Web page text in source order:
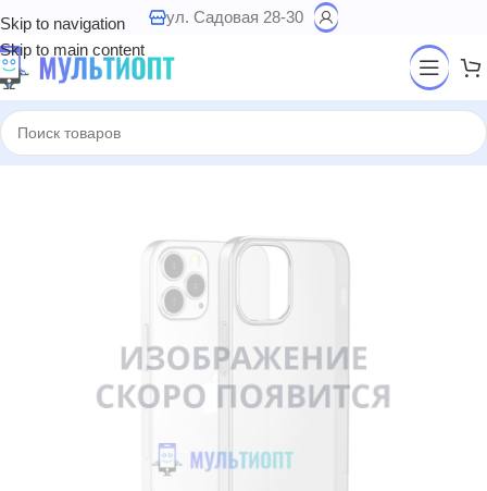
Skip to navigation
Skip to main content
ул. Садовая 28-30